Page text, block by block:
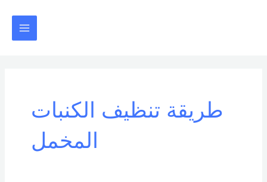
طريقة تنظيف الكنبات
المخمل